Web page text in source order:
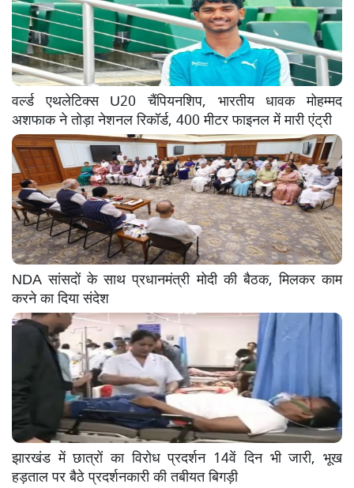
वर्ल्ड एथलेटिक्स U20 चैंपियनशिप, भारतीय धावक मोहम्मद
अशफाक ने तोड़ा नेशनल रिकॉर्ड, 400 मीटर फाइनल में मारी एंट्री
NDA सांसदों के साथ प्रधानमंत्री मोदी की बैठक, मिलकर काम
करने का दिया संदेश
झारखंड में छात्रों का विरोध प्रदर्शन 14वें दिन भी जारी, भूख
हड़ताल पर बैठे प्रदर्शनकारी की तबीयत बिगड़ी